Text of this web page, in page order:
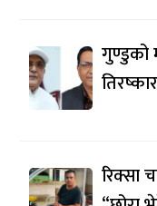
गुण्डुको
रिक्सा